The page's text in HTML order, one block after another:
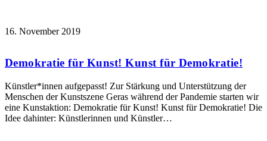
16. November 2019
Demokratie für Kunst! Kunst für Demokratie!
Künstler*innen aufgepasst! Zur Stärkung und Unterstützung der
Menschen der Kunstszene Geras während der Pandemie starten wir
eine Kunstaktion: Demokratie für Kunst! Kunst für Demokratie! Die
Idee dahinter: Künstlerinnen und Künstler…